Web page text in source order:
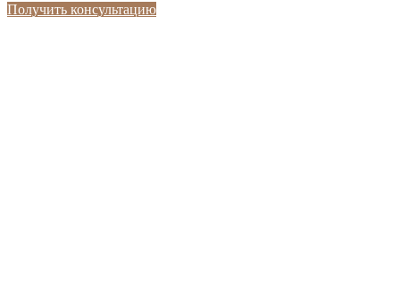
Получить консультацию